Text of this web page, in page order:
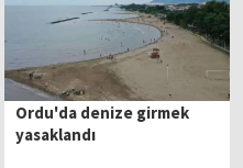
Ordu'da denize girmek
yasaklandı